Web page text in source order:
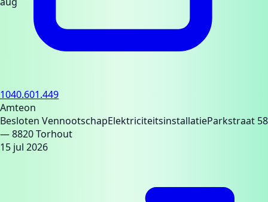
1040.601.449
Amteon
Besloten VennootschapElektriciteitsinstallatieParkstraat 58
— 8820 Torhout
15 jul 2026